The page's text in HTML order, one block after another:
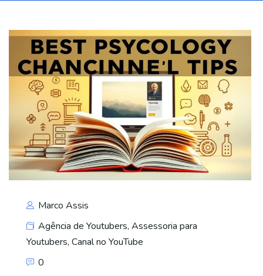
Marco Assis
Agência de Youtubers, Assessoria para
Youtubers, Canal no YouTube
0